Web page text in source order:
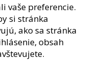
vaše preferencie.
si stránka
ako sa stránka
obsah